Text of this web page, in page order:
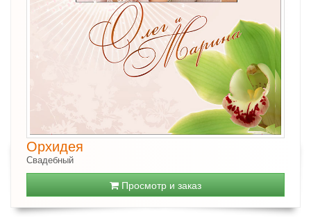
Орхидея
Свадебный
Просмотр и заказ